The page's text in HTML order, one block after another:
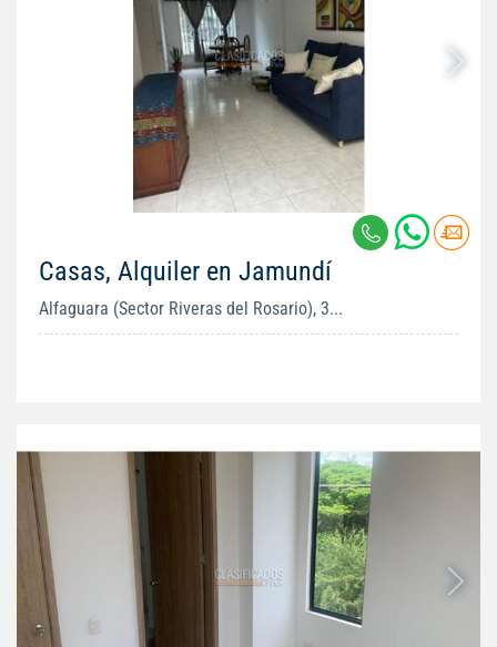
Casas, Alquiler en Jamundí
Alfaguara (Sector Riveras del Rosario), 3...